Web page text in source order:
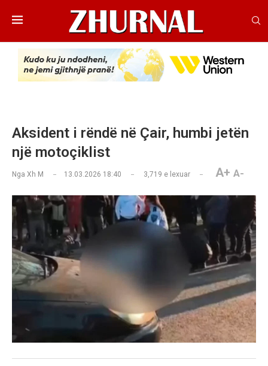
Aksident i rëndë në Çair, humbi jetën
një motoçiklist
Nga Xh M 13.03.2026 18:40 3,719 e lexuar A+ A-